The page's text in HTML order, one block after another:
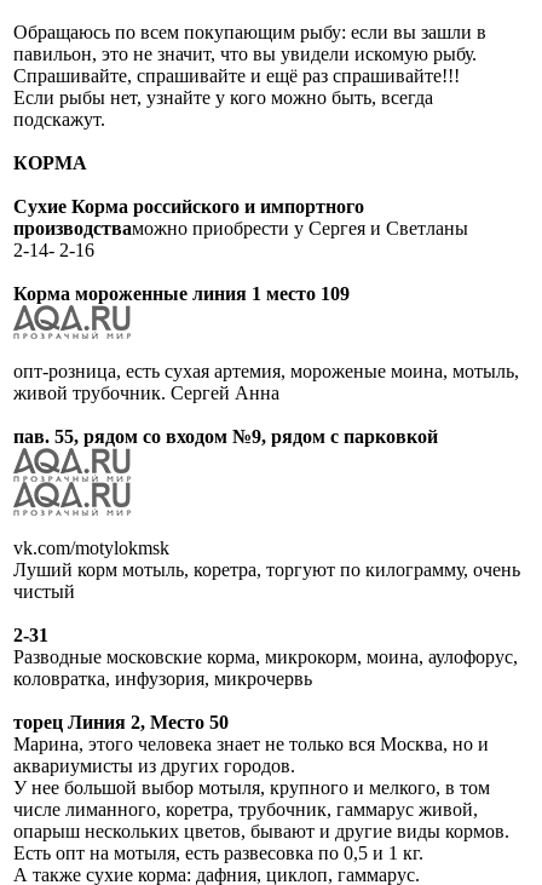
Обращаюсь по всем покупающим рыбу: если вы зашли в
павильон, это не значит, что вы увидели искомую рыбу.
Спрашивайте, спрашивайте и ещё раз спрашивайте!!!
Если рыбы нет, узнайте у кого можно быть, всегда
подскажут.
КОРМА
Сухие Корма российского и импортного
производстваможно приобрести у Сергея и Светланы
2-14- 2-16
Корма мороженные линия 1 место 109
опт-розница, есть сухая артемия, мороженые моина, мотыль,
живой трубочник. Сергей Анна
пав. 55, рядом со входом №9, рядом с парковкой
vk.com/motylokmsk
Луший корм мотыль, коретра, торгуют по килограмму, очень
чистый
2-31
Разводные московские корма, микрокорм, моина, аулофорус,
коловратка, инфузория, микрочервь
торец Линия 2, Место 50
Марина, этого человека знает не только вся Москва, но и
аквариумисты из других городов.
У нее большой выбор мотыля, крупного и мелкого, в том
числе лиманного, коретра, трубочник, гаммарус живой,
опарыш нескольких цветов, бывают и другие виды кормов.
Есть опт на мотыля, есть развесовка по 0,5 и 1 кг.
А также сухие корма: дафния, циклоп, гаммарус.